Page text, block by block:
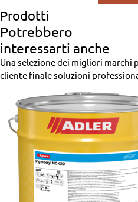
Prodotti
Potrebbero
interessarti anche
Una selezione dei migliori marchi
cliente finale soluzioni